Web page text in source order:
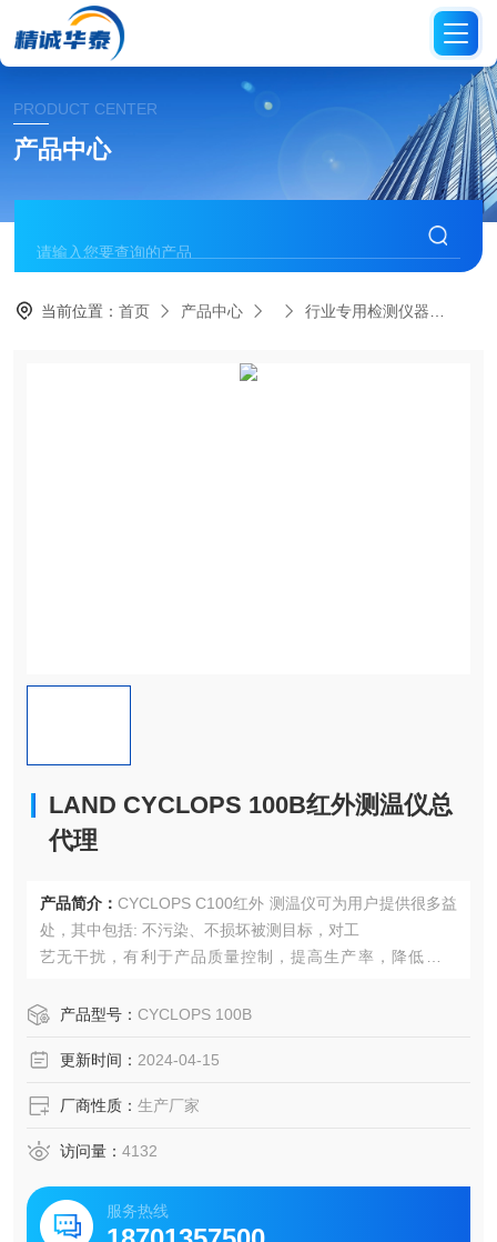
PRODUCT CENTER
产品中心
当前位置：首页 产品中心 行业专用检测仪器
LAND CYCLOPS 100B红外测温仪总
代理
产品简介： CYCLOPS C100红外 测温仪可为用户提供很多益
处，其中包括: 不污染、不损坏被测目标，对工
艺无干扰，有利于产品质量控制，提高生产率，降低能耗
产品型号： CYCLOPS 100B
更新时间： 2024-04-15
厂商性质： 生产厂家
访问量： 4132
服务热线